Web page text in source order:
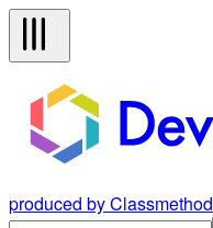
produced by Classmethod